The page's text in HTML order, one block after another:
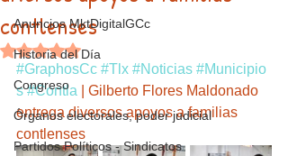
Anuncios MktDigitalGCc
Historia del Día
Congreso
Órganos electorales, poder judicial
Partidos Políticos - Sindicatos
contlenses
Obtuvo NaN de 5 estrellas.
#GraphosCc #Tlx #Noticias #Municipio
s #Contla | Gilberto Flores Maldonado
entrega diversos apoyos a familias
contlenses